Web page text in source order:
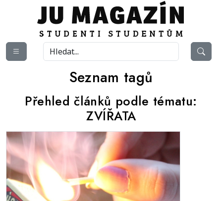
Seznam tagů
Přehled článků podle tématu:
ZVÍŘATA